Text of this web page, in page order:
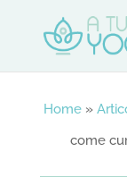
Home»
come